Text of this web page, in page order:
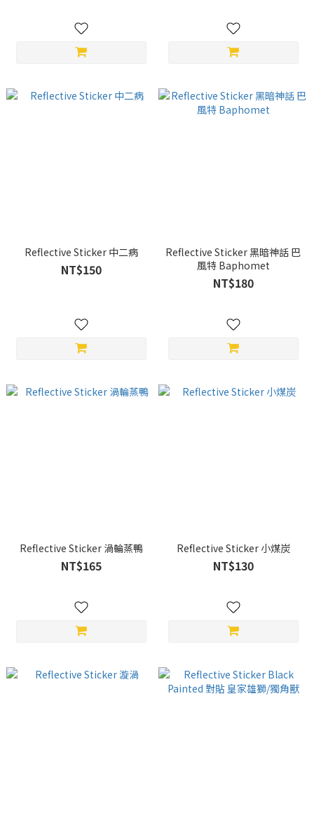
Reflective Sticker 中二病
NT$150
Reflective Sticker 黑暗神話 巴
風特 Baphomet
NT$180
Reflective Sticker 渦輪蒸鴨
NT$165
Reflective Sticker 小煤炭
NT$130